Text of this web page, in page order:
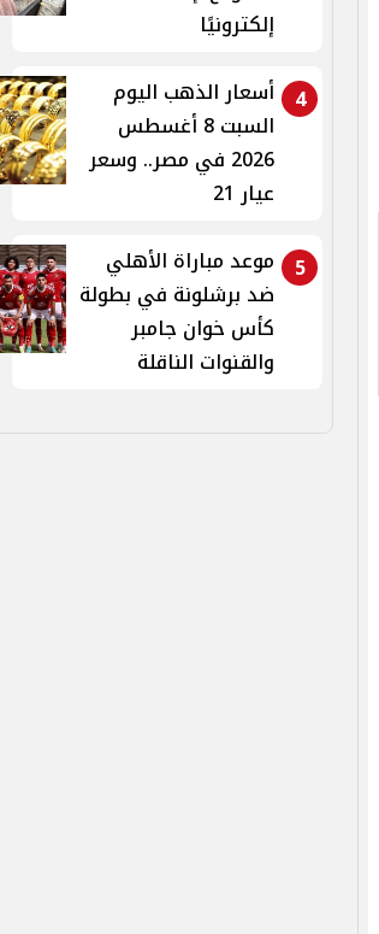
إلكترونيًا
4
أسعار الذهب اليوم
السبت 8 أغسطس
2026 في مصر.. وسعر
عيار 21
5
موعد مباراة الأهلي
ضد برشلونة في بطولة
كأس خوان جامبر
والقنوات الناقلة